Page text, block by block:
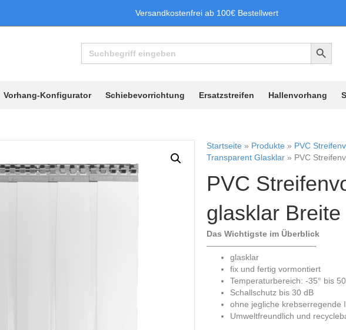
Versandkostenfrei ab 100€ Bestellwert
Search
for:
Search Button
Vorhang-Konfigurator Schiebevorrichtung Ersatzstreifen Hallenvorhang
Startseite » Produkte » PVC
Transparent Glasklar » PVC
PVC
glasklar
Das Wichtigste im Überblick
—————————————-
glasklar
fix und fertig vormontiert
Temperaturbereich: -35° bis
Schallschutz bis 30 dB
ohne jegliche krebserregende
Umweltfreundlich und